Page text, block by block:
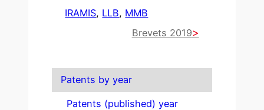
Patents by year
Patents (published) year
IRAMIS, LLB, MMB
Brevets 2019